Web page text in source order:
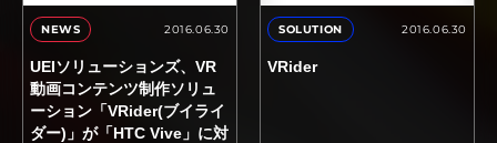
NEWS 2016.06.30
UEIソリューションズ、VR
動画コンテンツ制作ソリュ
ーション「VRider(ブイライ
ダー)」が「HTC Vive」に対
SOLUTION 2016.06.30
VRider